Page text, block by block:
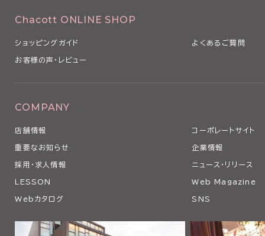
Chacott ONLINE SHOP
ショッピングガイド よくあるご質問
お客様の声・レビュー
COMPANY
店舗情報 コーポレートサイト
重要なお知らせ 企業情報
採用・求人情報 ニュース・リリース
LESSON Web Magazine
Webカタログ SNS